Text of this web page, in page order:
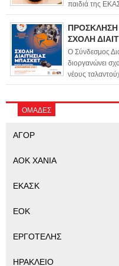
παιδιά της
ΣΧΟΛΗ
Ο Σύνδεσμος
διοργανώνει
νέους
ΟΜΑΔΕΣ
ΑΓΟΡ
ΑΟΚ ΧΑΝΙΑ
ΕΚΑΣΚ
ΕΟΚ
ΕΡΓΟΤΕΛΗΣ
ΗΡΑΚΛΕΙΟ